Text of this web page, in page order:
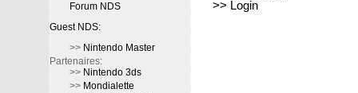
Forum NDS
Guest NDS:
>> Nintendo Master
Partenaires:
>> Nintendo 3ds
>> Mondialette
>> Login